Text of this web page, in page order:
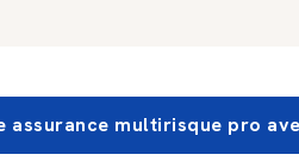
assurance multirisque pro